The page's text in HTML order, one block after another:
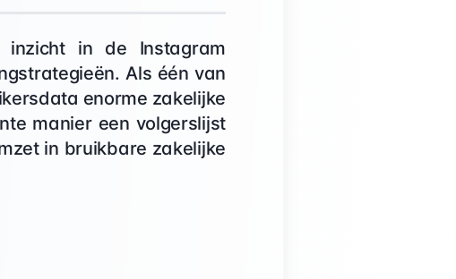
inzicht in de Instagram
Als één van
enorme zakelijke
manier een volgerslijst
in bruikbare zakelijke